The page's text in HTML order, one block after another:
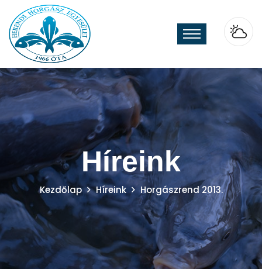
Híreink
Kezdőlap Híreink Horgászrend 2013.